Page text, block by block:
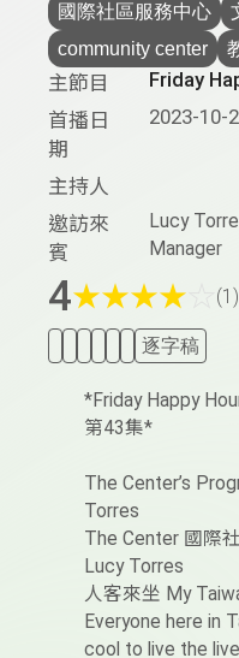
國際社區服務中心
community center
主節目
Friday
首播日
期
2023-10-
主持人
邀訪來
賓
Lucy
Manager
4★★★★ (1)
逐字稿
*Friday Happy
第43集*
The Center’s
Torres
The Center 國際
Lucy Torres
人客來坐 My
Everyone here in
cool to live the